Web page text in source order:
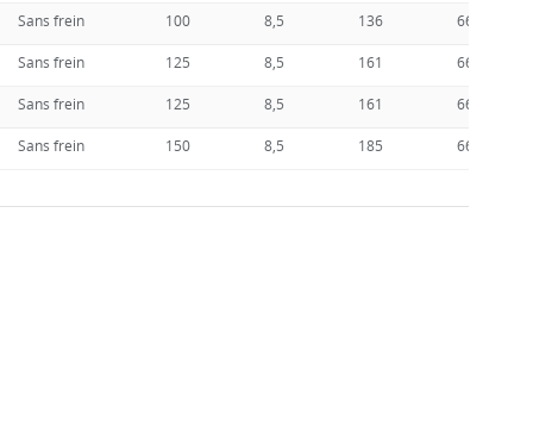
Sans frein 100 8,5 136 66
Sans frein 125 8,5 161 66
Sans frein 125 8,5 161 66
Sans frein 150 8,5 185 66